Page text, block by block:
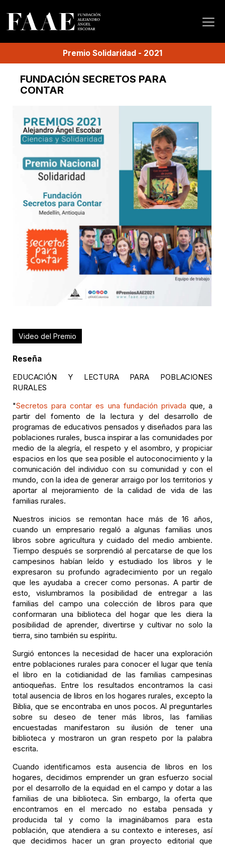
Premio Solidaridad - 2021
FUNDACIÓN SECRETOS PARA
CONTAR
Video del Premio
Reseña
EDUCACIÓN Y LECTURA PARA POBLACIONES
RURALES
"Secretos para contar es una fundación privada que, a
partir del fomento de la lectura y del desarrollo de
programas de educativos pensados y diseñados para las
poblaciones rurales, busca inspirar a las comunidades por
medio de la alegría, el respeto y el asombro, y propiciar
espacios en los que sea posible el autoconocimiento y la
comunicación del individuo con su comunidad y con el
mundo, con la idea de generar arraigo por los territorios y
aportar al mejoramiento de la calidad de vida de las
familias rurales.
Nuestros inicios se remontan hace más de 16 años,
cuando un empresario regaló a algunas familias unos
libros sobre agricultura y cuidado del medio ambiente.
Tiempo después se sorprendió al percatarse de que los
campesinos habían leído y estudiado los libros y le
expresaron su profundo agradecimiento por un regalo
que les ayudaba a crecer como personas. A partir de
esto, vislumbramos la posibilidad de entregar a las
familias del campo una colección de libros para que
conformaran una biblioteca del hogar que les diera la
posibilidad de aprender, divertirse y cultivar no solo la
tierra, sino también su espíritu.
Surgió entonces la necesidad de hacer una exploración
entre poblaciones rurales para conocer el lugar que tenía
el libro en la cotidianidad de las familias campesinas
antioqueñas. Entre los resultados encontramos la casi
total ausencia de libros en los hogares rurales, excepto la
Biblia, que se encontraba en unos pocos. Al preguntarles
sobre su deseo de tener más libros, las familias
encuestadas manifestaron su ilusión de tener una
biblioteca y mostraron un gran respeto por la palabra
escrita.
Cuando identificamos esta ausencia de libros en los
hogares, decidimos emprender un gran esfuerzo social
por el desarrollo de la equidad en el campo y dotar a las
familias de una biblioteca. Sin embargo, la oferta que
encontramos en el mercado no estaba pensada y
producida tal y como la imaginábamos para esta
población, que atendiera a su contexto e intereses, así
que decidimos hacer un gran proyecto editorial que